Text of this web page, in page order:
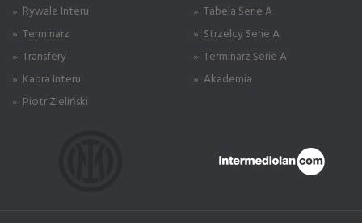
» Rywale Interu
» Terminarz
» Transfery
» Kadra Interu
» Piotr Zieliński
» Tabela Serie A
» Strzelcy Serie A
» Terminarz Serie A
» Akademia